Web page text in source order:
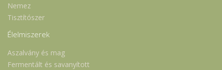
Nemez
Tisztítószer
Élelmiszerek
Aszalvány és mag
Fermentált és savanyított